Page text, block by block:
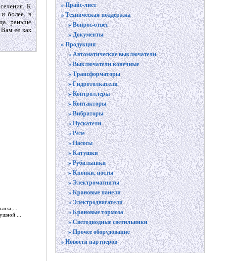
К
и более, в
раньше
ее как
...
» Прайс-лист
» Техническая поддержка
» Вопрос-ответ
» Документы
» Продукция
» Автоматические выключатели
» Выключатели конечные
» Трансформаторы
» Гидротолкатели
» Контроллеры
» Контакторы
» Вибраторы
» Пускатели
» Реле
» Насосы
» Катушки
» Рубильники
» Кнопки, посты
» Электромагниты
» Крановые панели
» Электродвигатели
» Крановые тормоза
» Светодиодные светильники
» Прочее оборудование
» Новости партнеров